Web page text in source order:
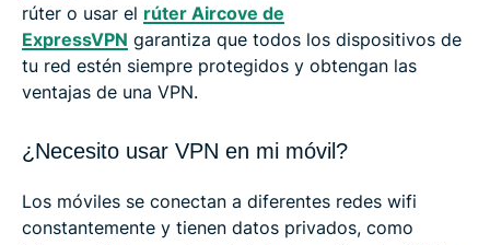
rúter o usar el rúter Aircove de
ExpressVPN garantiza que todos los dispositivos de
tu red estén siempre protegidos y obtengan las
ventajas de una VPN.
¿Necesito usar VPN en mi móvil?
Los móviles se conectan a diferentes redes wifi
constantemente y tienen datos privados, como